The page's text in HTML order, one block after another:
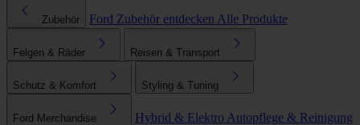
Zubehör Ford Zubehör entdecken Alle Produkte
Felgen & Räder Reisen & Transport
Schutz & Komfort Styling & Tuning
Ford Merchandise Hybrid & Elektro Autopflege & Reinigung